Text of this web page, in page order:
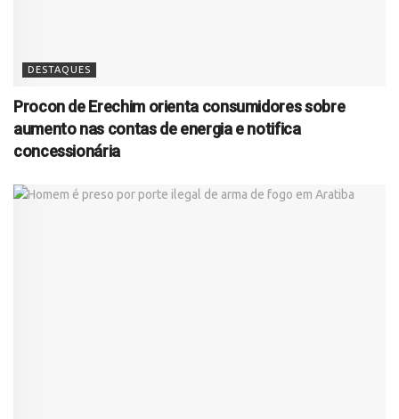
DESTAQUES
Procon de Erechim orienta consumidores sobre
aumento nas contas de energia e notifica
concessionária